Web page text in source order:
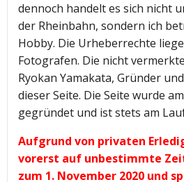
dennoch handelt es sich nicht
der Rheinbahn, sondern ich
Hobby. Die Urheberrechte
Fotografen. Die nicht
Ryokan Yamakata, Gründer
dieser Seite. Die Seite wurde
gegründet und ist stets am
Aufgrund von privaten
vorerst auf unbestimmte
zum 1. November 2020 und